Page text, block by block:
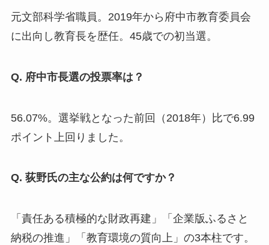
元文部科学省職員。2019年から府中市教育委員会
に出向し教育長を歴任。45歳での初当選。
Q. 府中市長選の投票率は？
56.07%。選挙戦となった前回（2018年）比で6.99
ポイント上回りました。
Q. 荻野氏の主な公約は何ですか？
「責任ある積極的な財政再建」「企業版ふるさと
納税の推進」「教育環境の質向上」の3本柱です。